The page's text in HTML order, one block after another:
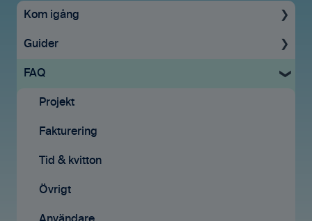
Kom igång
Uppstartsguide
Grundinställningar
Ekonomisystem
Tid & Kvitton
Projekt
Fakturering (ny)
Guider
För administratörer
Konto & Betalning
Licenser
Tid & Kvitton
Projekt
FAQ
Projekt
Fakturering
Tid & kvitton
Övrigt